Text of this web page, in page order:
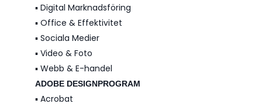
▪️ Digital Marknadsföring
▪️ Office & Effektivitet
▪️ Sociala Medier
▪️ Video & Foto
▪️ Webb & E-handel
ADOBE DESIGNPROGRAM
▪️ Acrobat